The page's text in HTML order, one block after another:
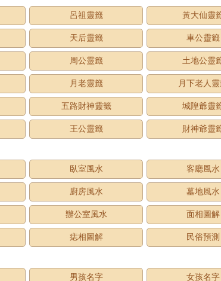
呂祖靈籤 黃大仙靈
天后靈籤 車公靈籤
周公靈籤 土地公靈
月老靈籤 月下老人
五路財神靈籤 城隍爺靈
王公靈籤 財神爺靈
臥室風水 客廳風水
廚房風水 墓地風水
辦公室風水 面相圖解
痣相圖解 民俗預測
男孩名字 女孩名字